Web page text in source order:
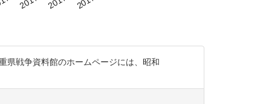
県戦争資料館のホームページには、昭和